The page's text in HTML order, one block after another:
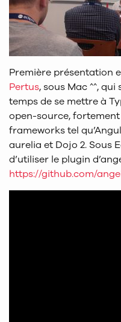
Première présentation
Pertus, sous Mac ^^, qui
temps de se mettre à
open-source,
frameworks tel
aurelia et Dojo 2. Sous
d’utiliser le plugin
https://github.com/